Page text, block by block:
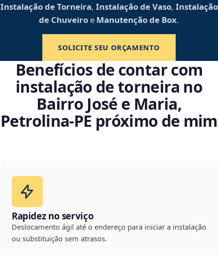
Instalação de Torneira, Instalação de Vaso, Instalação
de Chuveiro e Manutenção de Box.
SOLICITE SEU ORÇAMENTO
Benefícios de contar com
instalação de torneira no
Bairro José e Maria,
Petrolina‑PE próximo de mim
Rapidez no serviço
Deslocamento ágil até o endereço para iniciar a instalação
ou substituição sem atrasos.